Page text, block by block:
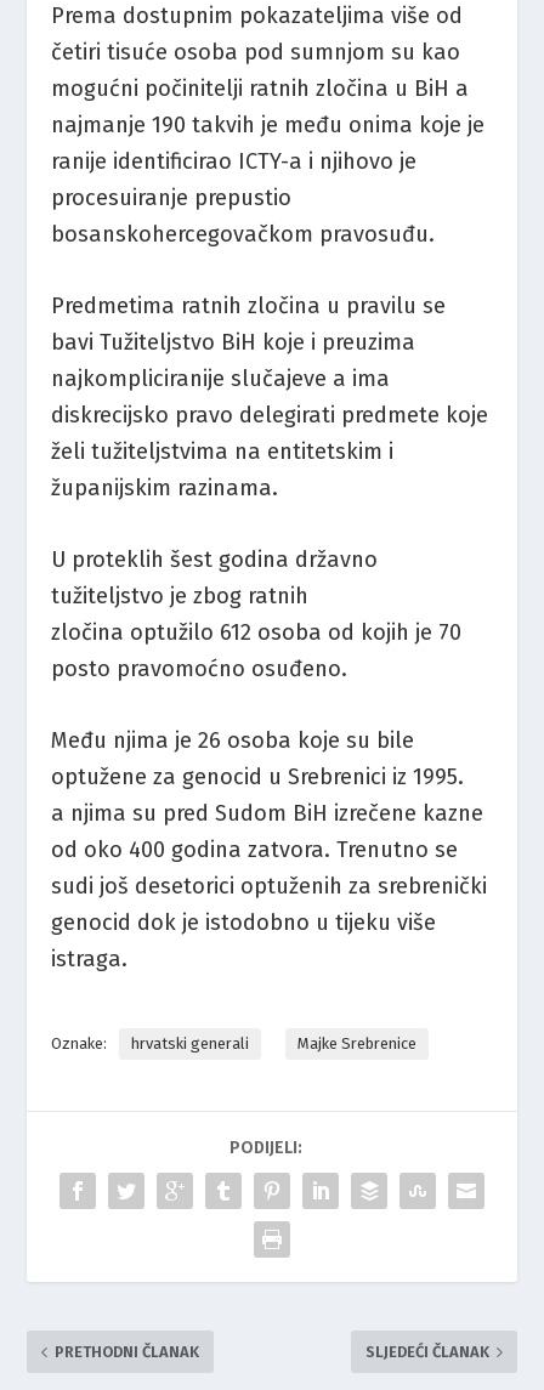
Prema dostupnim pokazateljima više od
četiri tisuće osoba pod sumnjom su kao
mogućni počinitelji ratnih zločina u BiH a
najmanje 190 takvih je među onima koje je
ranije identificirao ICTY-a i njihovo je
procesuiranje prepustio
bosanskohercegovačkom pravosuđu.
Predmetima ratnih zločina u pravilu se
bavi Tužiteljstvo BiH koje i preuzima
najkompliciranije slučajeve a ima
diskrecijsko pravo delegirati predmete koje
želi tužiteljstvima na entitetskim i
županijskim razinama.
U proteklih šest godina državno
tužiteljstvo je zbog ratnih
zločina optužilo 612 osoba od kojih je 70
posto pravomoćno osuđeno.
Među njima je 26 osoba koje su bile
optužene za genocid u Srebrenici iz 1995.
a njima su pred Sudom BiH izrečene kazne
od oko 400 godina zatvora. Trenutno se
sudi još desetorici optuženih za srebrenički
genocid dok je istodobno u tijeku više
istraga.
Oznake: hrvatski generali Majke Srebrenice
PODIJELI:
PRETHODNI ČLANAK SLJEDEĆI ČLANAK